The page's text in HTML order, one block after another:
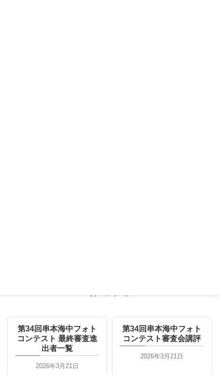
第34回串本海中フォト
コンテスト 最終審査進
出者一覧
2026年3月21日
第34回串本海中フォト
コンテスト審査会講評
2026年3月21日